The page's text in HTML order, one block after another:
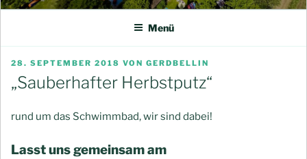
Menü
VERÖFFENTLICHT
AM
28. SEPTEMBER 2018 VON GERDBELLIN
„Sauberhafter Herbstputz“
rund um das Schwimmbad, wir sind dabei!
Lasst uns gemeinsam am